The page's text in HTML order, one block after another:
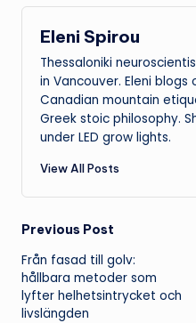
Eleni Spirou
Thessaloniki
in Vancouver. Eleni
Canadian mountain
Greek stoic philosophy.
under LED grow lights.
View All Posts
Post
navigation
Previous Post
Från fasad till golv:
hållbara metoder som
lyfter helhetsintrycket och
livslängden